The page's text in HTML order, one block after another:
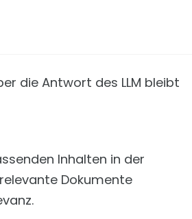
die Antwort des LLM bleibt
Inhalten in der
Dokumente